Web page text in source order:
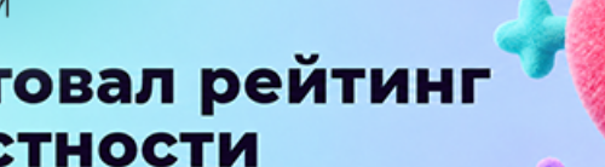
ПЕРЕЙТИ НА ПОЛНУЮ ВЕРСИЮ